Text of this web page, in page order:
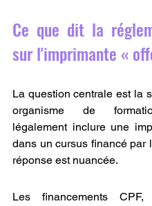
Ce que dit la
sur l'imprimante «
La question centrale est la
organisme de
légalement inclure une
dans un cursus financé par
réponse est nuancée.
Les financements